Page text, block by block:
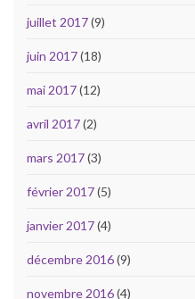
juillet 2017(9)
juin 2017(18)
mai 2017(12)
avril 2017(2)
mars 2017(3)
février 2017(5)
janvier 2017(4)
décembre 2016(9)
novembre 2016(4)